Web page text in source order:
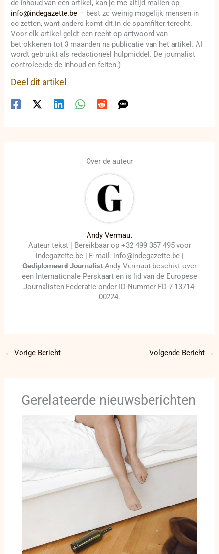
de inhoud van een artikel, kan je me altijd mailen op
info@indegazette.be – best zo weinig mogelijk mensen in
cc zetten, want anders komt dit in de spamfilter terecht.
Voor elk artikel geldt een recht op antwoord van
betrokkenen tot 3 maanden na publicatie van het artikel. AI
wordt gebruikt als redactioneel hulpmiddel. De journalist
controleerde de inhoud en feiten.)
Deel dit artikel
Over de auteur
Andy Vermaut
Auteur tekst | Bereikbaar op +32 499 357 495 voor
indegazette.be | E-mail: info@indegazette.be |
Gediplomeerd Journalist Andy Vermaut beschikt over
een Internationale Perskaart en is lid van de Europese
Journalisten Federatie onder ID-Nummer FD-7 13714-
00224.
← Vorige Bericht Volgende Bericht →
Gerelateerde nieuwsberichten